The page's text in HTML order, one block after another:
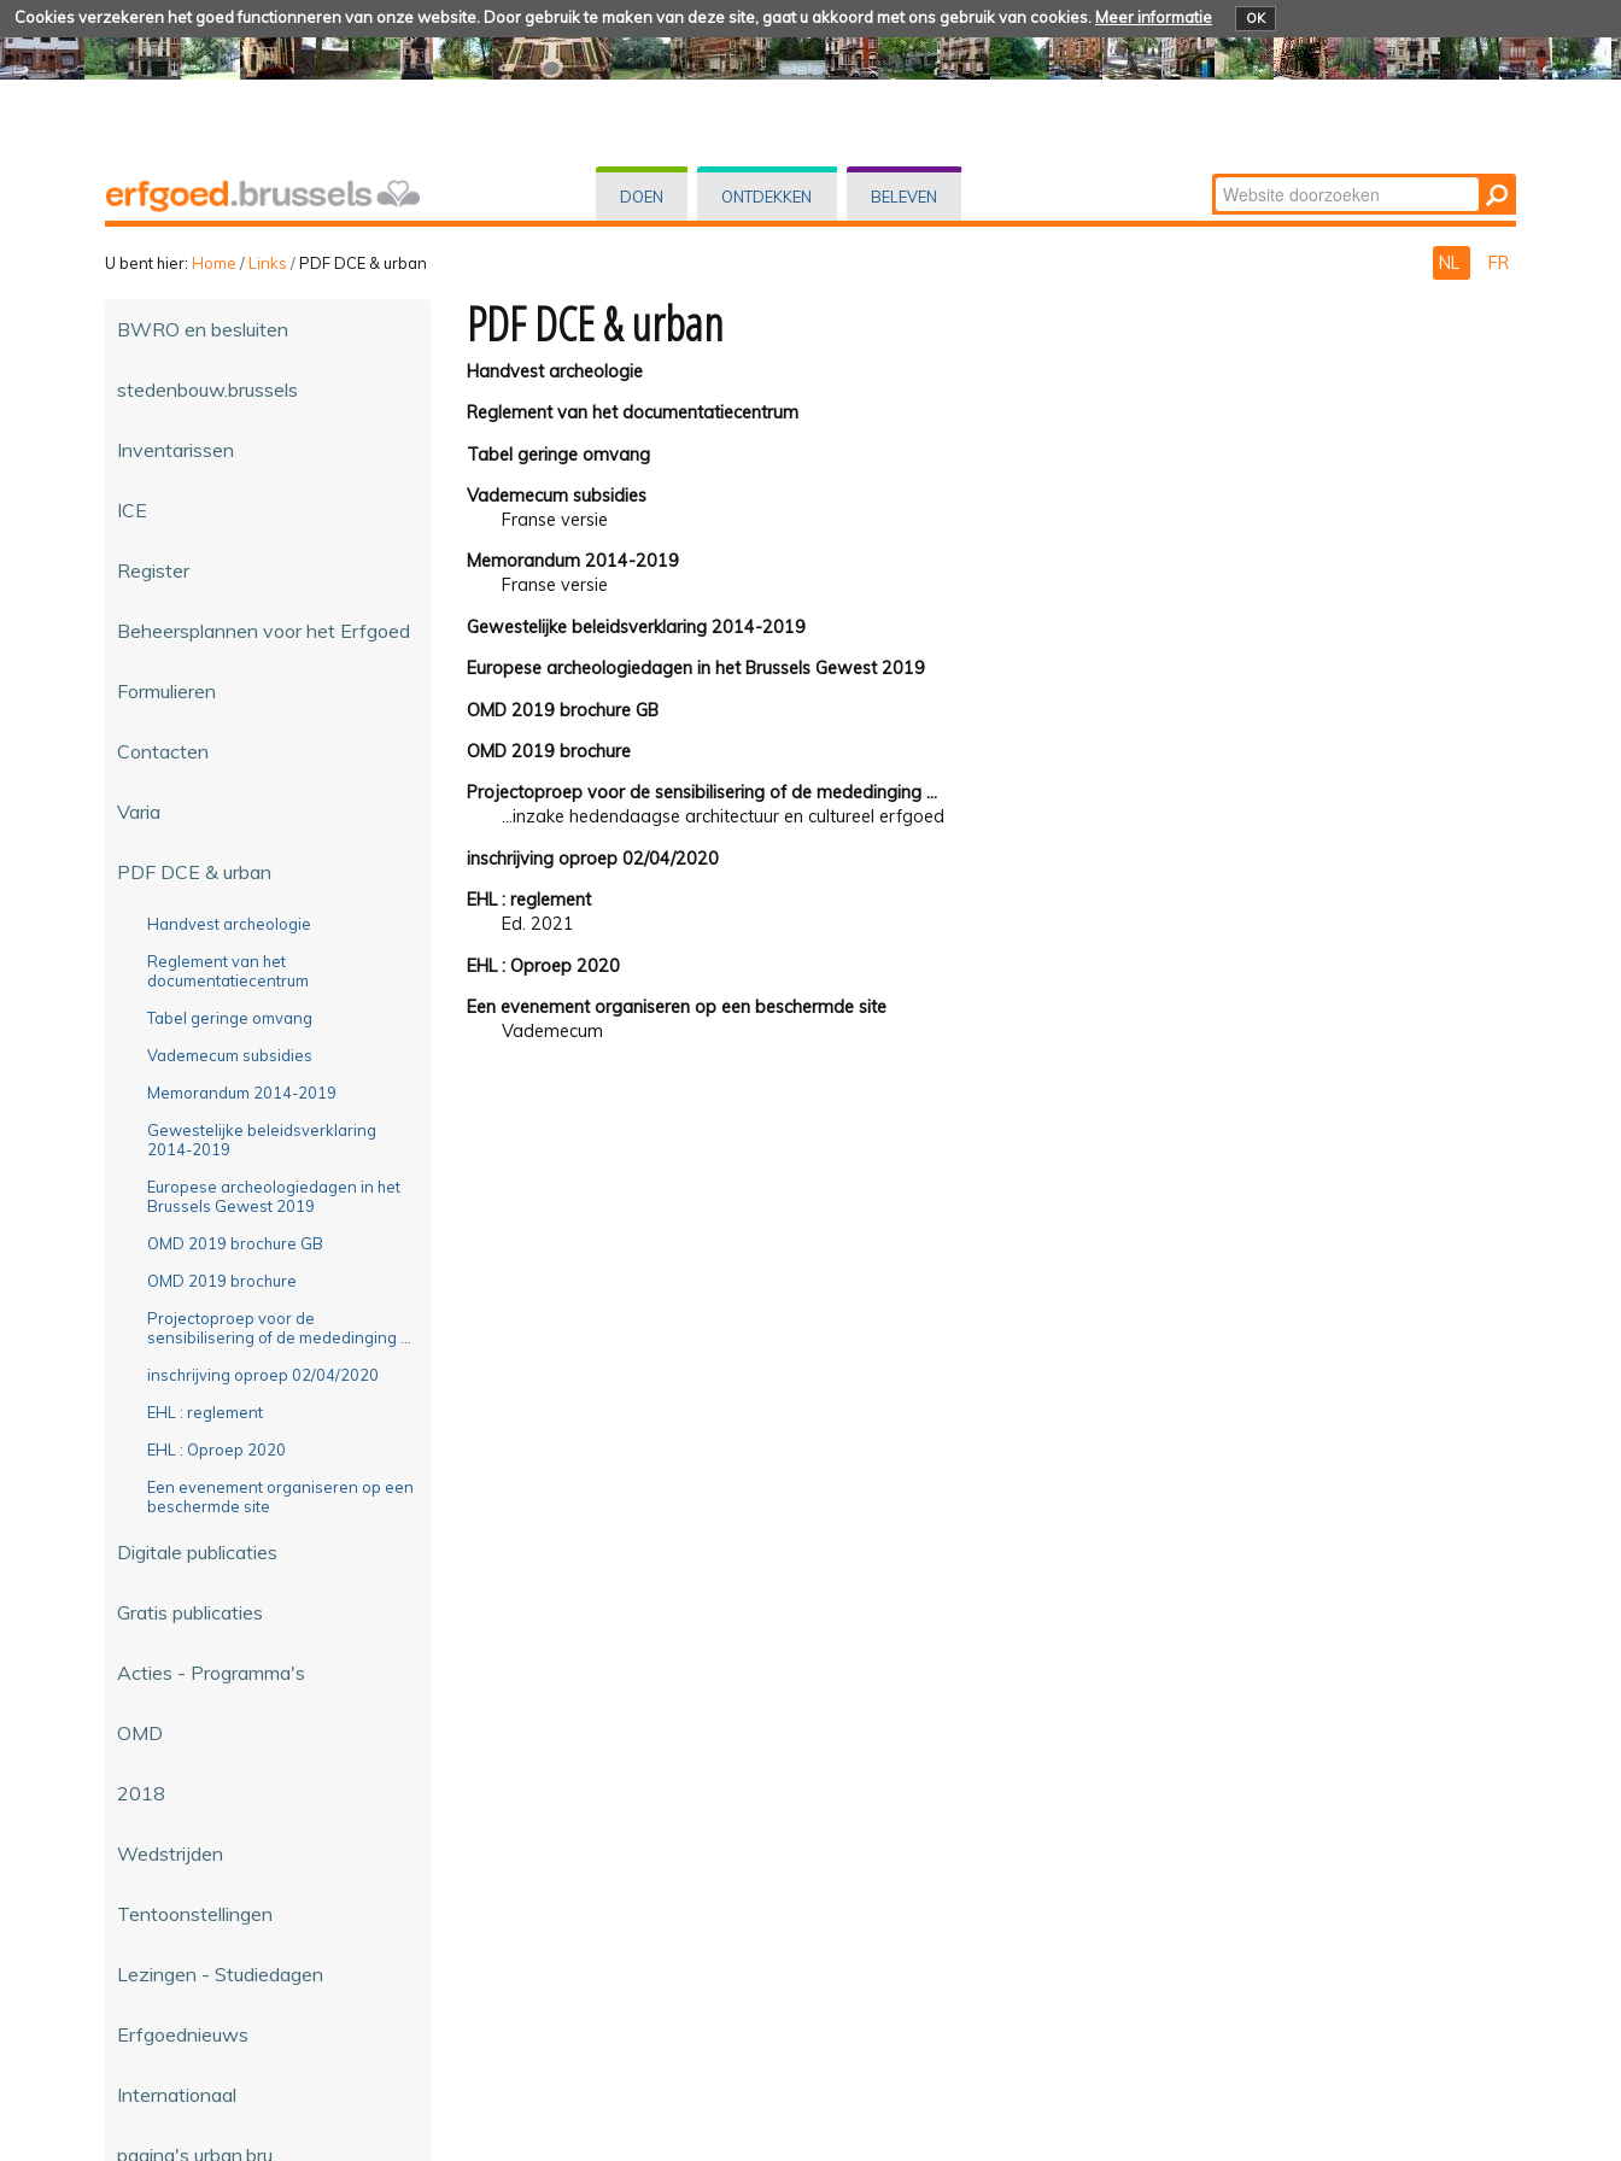
Cookies verzekeren het goed functionneren van onze website. Door gebruik te maken van deze site, gaat u akkoord met ons gebruik van cookies. Meer informatie OK
DOEN ONTDEKKEN BELEVEN Zoek
Geavanceerd
U bent hier: Home /Links /PDF DCE & urban NL FR
BWRO en besluiten
stedenbouw.brussels
Inventarissen
ICE
Register
Beheersplannen voor het Erfgoed
Formulieren
Contacten
Varia
PDF DCE & urban
Handvest archeologie
Reglement van het
documentatiecentrum
Tabel geringe omvang
Vademecum subsidies
Memorandum 2014-2019
Gewestelijke beleidsverklaring
2014-2019
Europese archeologiedagen in het
Brussels Gewest 2019
OMD 2019 brochure GB
OMD 2019 brochure
Projectoproep voor de
sensibilisering of de mededinging ...
inschrijving oproep 02/04/2020
EHL : reglement
EHL : Oproep 2020
Een evenement organiseren op een
beschermde site
Digitale publicaties
Gratis publicaties
Acties - Programma's
OMD
2018
Wedstrijden
Tentoonstellingen
Lezingen - Studiedagen
Erfgoednieuws
Internationaal
pagina's urban.bru
PDF DCE & urban
Handvest archeologie
Reglement van het documentatiecentrum
Tabel geringe omvang
Vademecum subsidies
Franse versie
Memorandum 2014-2019
Franse versie
Gewestelijke beleidsverklaring 2014-2019
Europese archeologiedagen in het Brussels Gewest 2019
OMD 2019 brochure GB
OMD 2019 brochure
Projectoproep voor de sensibilisering of de mededinging ...
...inzake hedendaagse architectuur en cultureel erfgoed
inschrijving oproep 02/04/2020
EHL : reglement
Ed. 2021
EHL : Oproep 2020
Een evenement organiseren op een beschermde site
Vademecum